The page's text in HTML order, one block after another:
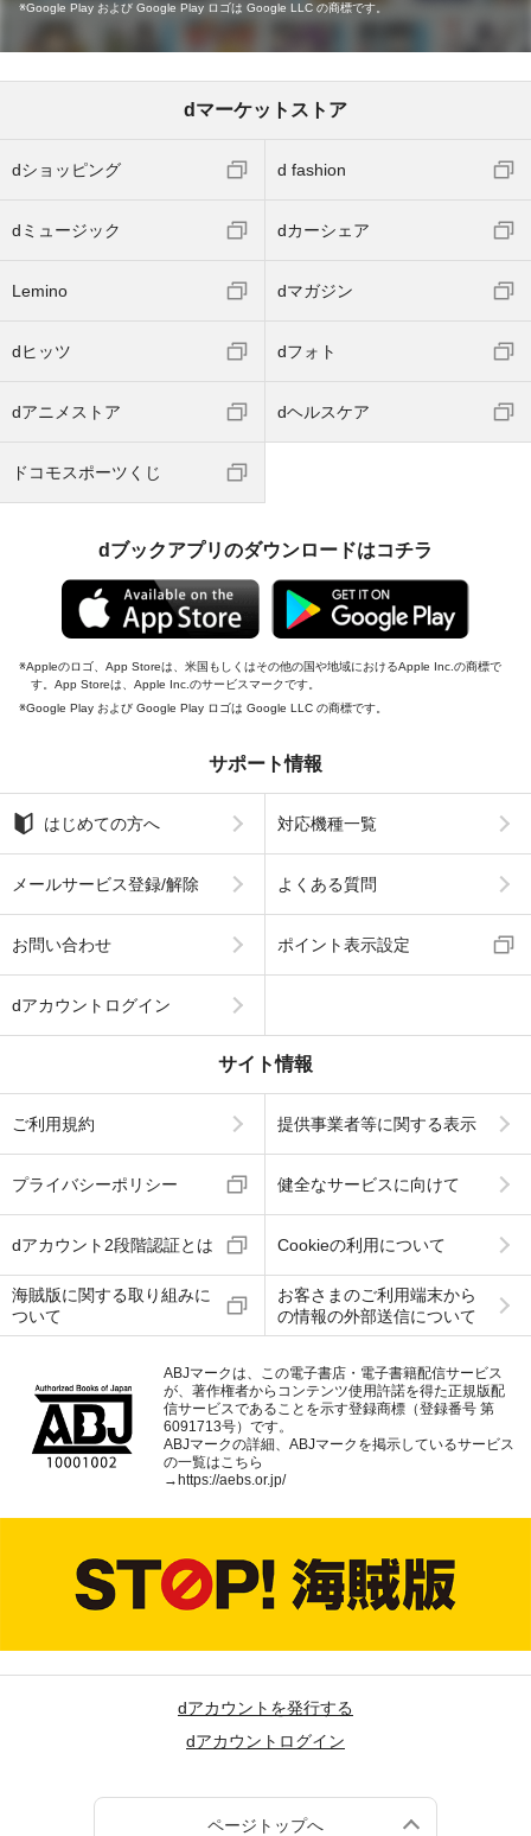
Google Play および Google Play ロゴは Google LLC の商標です。
dマーケットストア
dショッピング d fashion
dミュージック dカーシェア
Lemino dマガジン
dヒッツ dフォト
dアニメストア dヘルスケア
ドコモスポーツくじ
dブックアプリのダウンロードはコチラ
Appleのロゴ、App Storeは、米国もしくはその他の国や地域におけるApple Inc.の商標で
す。App Storeは、Apple Inc.のサービスマークです。
Google Play および Google Play ロゴは Google LLC の商標です。
サポート情報
はじめての方へ 対応機種一覧
メールサービス登録/解除 よくある質問
お問い合わせ ポイント表示設定
dアカウントログイン
サイト情報
ご利用規約 提供事業者等に関する表示
プライバシーポリシー 健全なサービスに向けて
dアカウント2段階認証とは Cookieの利用について
海賊版に関する取り組みに
ついて
お客さまのご利用端末から
の情報の外部送信について
ABJマークは、この電子書店・電子書籍配信サービス
が、著作権者からコンテンツ使用許諾を得た正規版配
信サービスであることを示す登録商標（登録番号 第
6091713号）です。
ABJマークの詳細、ABJマークを掲示しているサービス
の一覧はこちら
→https://aebs.or.jp/
dアカウントを発行する
dアカウントログイン
ページトップへ